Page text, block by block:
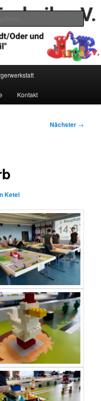
e.V.
Kontakt
Nächster →
Ketel